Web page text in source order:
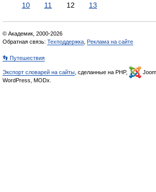
10
11 12 13
© Академик, 2000-2026
Обратная связь: Техподдержка Реклама на сайте
👣 Путешествия
Экспорт словарей на сайты , сделанные на PHP,
WordPress, MODx.